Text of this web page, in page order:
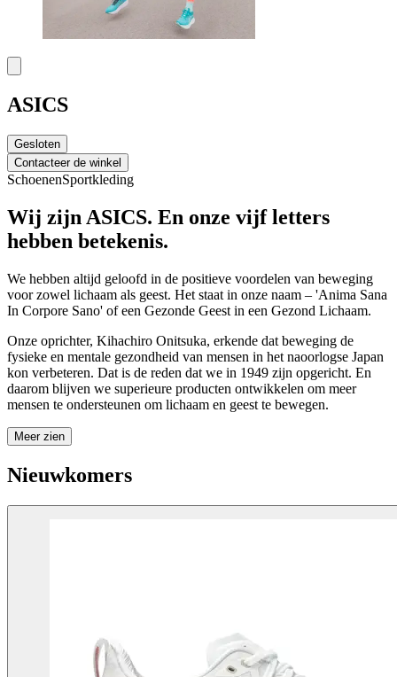
ASICS
Gesloten
Contacteer de winkel
SchoenenSportkleding
Wij zijn ASICS. En onze vijf letters
hebben betekenis.
We hebben altijd geloofd in de positieve voordelen van beweging
voor zowel lichaam als geest. Het staat in onze naam – 'Anima Sana
In Corpore Sano' of een Gezonde Geest in een Gezond Lichaam.
Onze oprichter, Kihachiro Onitsuka, erkende dat beweging de
fysieke en mentale gezondheid van mensen in het naoorlogse Japan
kon verbeteren. Dat is de reden dat we in 1949 zijn opgericht. En
daarom blijven we superieure producten ontwikkelen om meer
mensen te ondersteunen om lichaam en geest te bewegen.
Meer zien
Nieuwkomers